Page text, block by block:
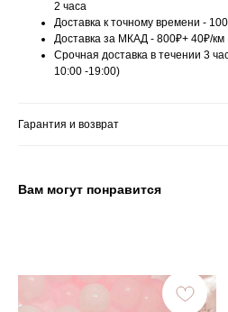
2 часа
Доставка к точному времени -
Доставка за МКАД - 800₽+ 40₽/км
Срочная доставка в течении 3
10:00 -19:00)
Гарантия и возврат
Вам могут понравится